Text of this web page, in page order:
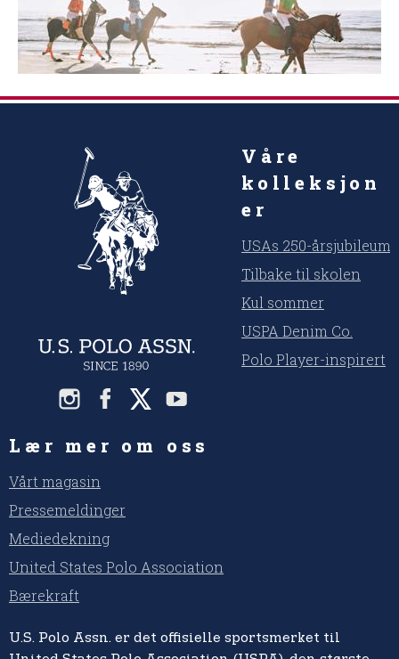
Våre
kolleksjon
er
USAs 250-årsjubileum
Tilbake til skolen
Kul sommer
USPA Denim Co.
Polo Player-inspirert
Lær mer om oss
Vårt magasin
Pressemeldinger
Mediedekning
United States Polo Association
Bærekraft
U.S. Polo Assn. er det offisielle sportsmerket til